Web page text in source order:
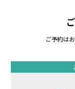
ご予約は